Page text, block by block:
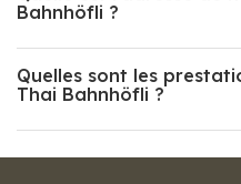
Bahnhöfli ?
Quelles sont les
Thai Bahnhöfli ?